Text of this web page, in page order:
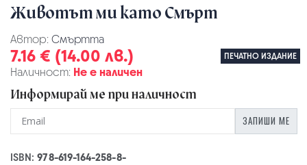
Животът ми като Смърт
Автор: Смъртта
7.16 € (14.00 лв.) ПЕЧАТНО ИЗДАНИЕ
Наличност: Не е наличен
Информирай ме при наличност
ЗАПИШИ МЕ
ISBN:978-619-164-258-8-